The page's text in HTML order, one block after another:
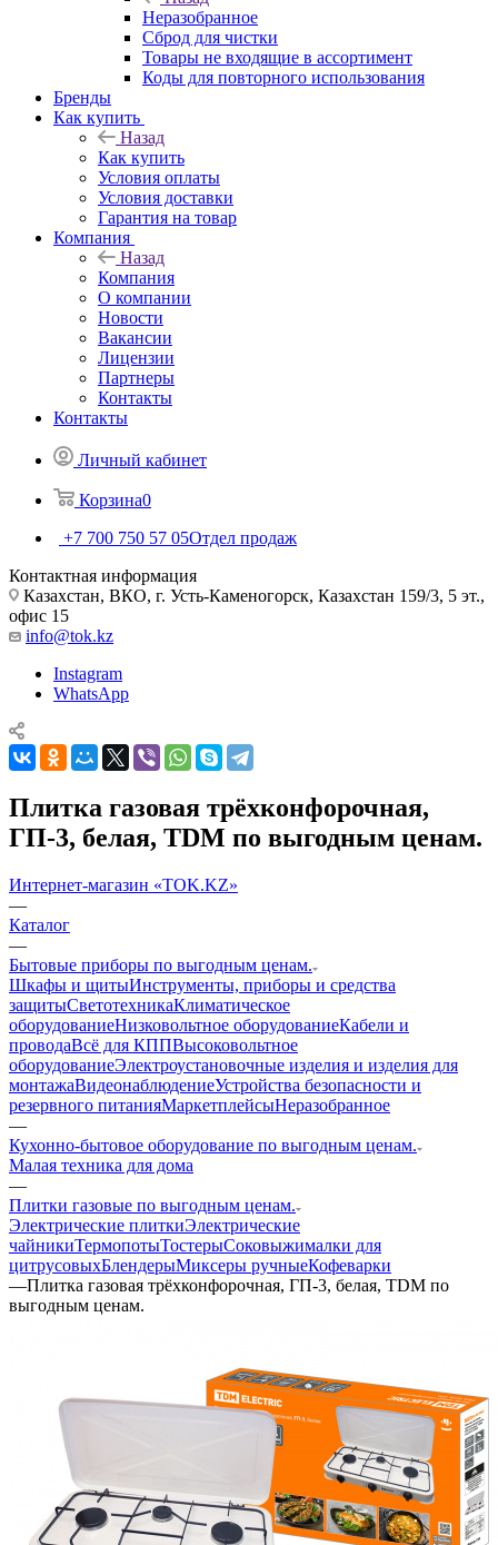
Неразобранное
Сброд для чистки
Товары не входящие в ассортимент
Коды для повторного использования
Бренды
Как купить
Назад
Как купить
Условия оплаты
Условия доставки
Гарантия на товар
Компания
Назад
Компания
О компании
Новости
Вакансии
Лицензии
Партнеры
Контакты
Контакты
Личный кабинет
Корзина0
+7 700 750 57 05Отдел продаж
Контактная информация
Казахстан, ВКО, г. Усть-Каменогорск, Казахстан 159/3, 5 эт.,
офис 15
info@tok.kz
Instagram
WhatsApp
Плитка газовая трёхконфорочная,
ГП-3, белая, TDM по выгодным ценам.
Интернет-магазин «TOK.KZ»
—
Каталог
—
Бытовые приборы по выгодным ценам.
Шкафы и щитыИнструменты, приборы и средства
защитыСветотехникаКлиматическое
оборудованиеНизковольтное оборудованиеКабели и
проводаВсё для КППВысоковольтное
оборудованиеЭлектроустановочные изделия и изделия для
монтажаВидеонаблюдениеУстройства безопасности и
резервного питанияМаркетплейсыНеразобранное
—
Кухонно-бытовое оборудование по выгодным ценам.
Малая техника для дома
—
Плитки газовые по выгодным ценам.
Электрические плиткиЭлектрические
чайникиТермопотыТостерыСоковыжималки для
цитрусовыхБлендерыМиксеры ручныеКофеварки
—Плитка газовая трёхконфорочная, ГП-3, белая, TDM по
выгодным ценам.